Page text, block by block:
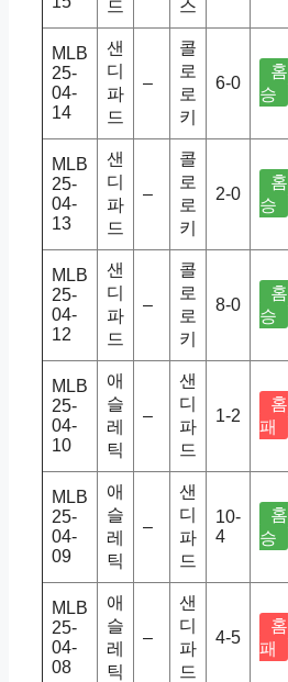
드 스
MLB
25-
04-
14
샌
디
파
드
–
콜
로
로
키
6-0
홈
승
MLB
25-
04-
13
샌
디
파
드
–
콜
로
로
키
2-0
홈
승
MLB
25-
04-
12
샌
디
파
드
–
콜
로
로
키
8-0
홈
승
MLB
25-
04-
10
애
슬
레
틱
–
샌
디
파
드
1-2
홈
패
MLB
25-
04-
09
애
슬
레
틱
–
샌
디
파
드
10-
4
홈
승
MLB
25-
04-
08
애
슬
레
틱
–
샌
디
파
드
4-5
홈
패